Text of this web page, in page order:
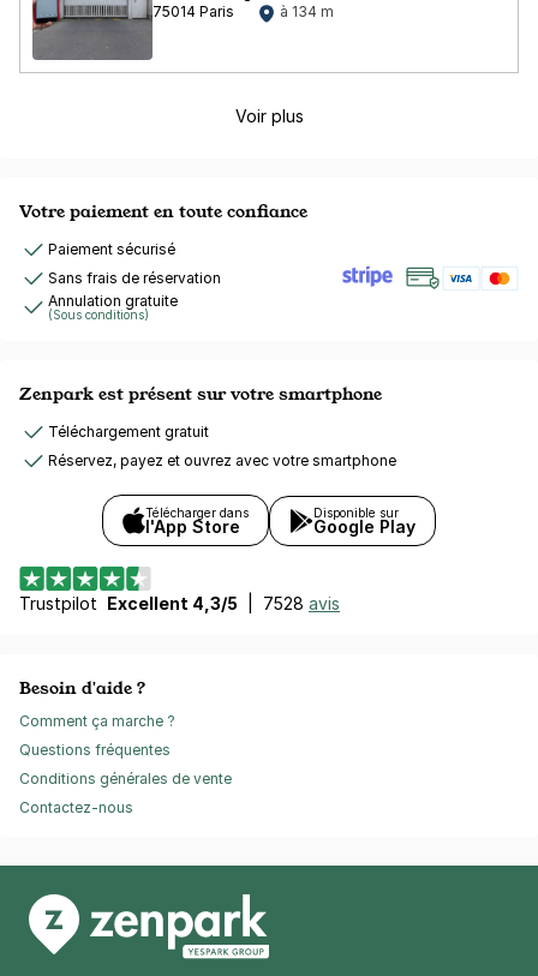
75014 Paris
à 134 m
Voir plus
Votre paiement en toute confiance
Paiement sécurisé
Sans frais de réservation
Annulation gratuite
(Sous conditions)
Zenpark est présent sur votre smartphone
Téléchargement gratuit
Réservez, payez et ouvrez avec votre smartphone
Télécharger dans
l'App Store
Disponible sur
Google Play
Trustpilot Excellent 4,3/5 7528 avis
Besoin d'aide ?
Comment ça marche ?
Questions fréquentes
Conditions générales de vente
Contactez-nous